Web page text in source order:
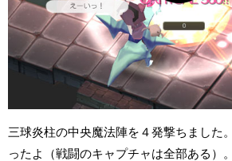
三球炎柱の中央魔法陣を４発撃ちました
ったよ（戦闘のキャプチャは全部ある）